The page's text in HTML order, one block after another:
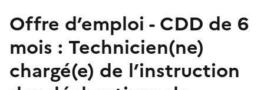
Offre d’emploi - CDD de 6
mois : Technicien(ne)
chargé(e) de l’instruction